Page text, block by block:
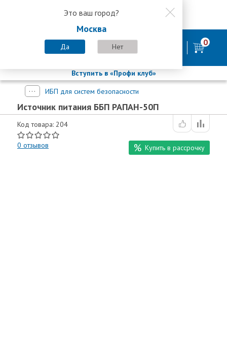
8 800 200-58-35
Это ваш город?
Москва
Да Нет
8 (800) 200-58-35
Пн-Пт с 9:00-18:00. Сб. Вс - выходной 0
Вступить в «Профи клуб»
ИБП для систем безопасности
Источник питания ББП РАПАН-50П
Код товара: 204
0 отзывов Купить в рассрочку